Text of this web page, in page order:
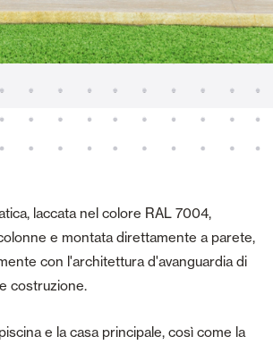
laccata nel colore RAL 7004,
e montata direttamente a parete,
con l'architettura d'avanguardia di
costruzione.
e la casa principale, così come la